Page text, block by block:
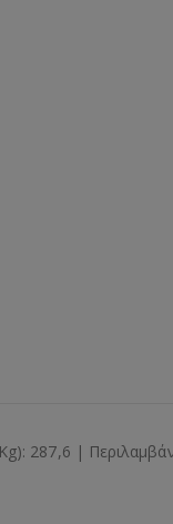
287,6 |